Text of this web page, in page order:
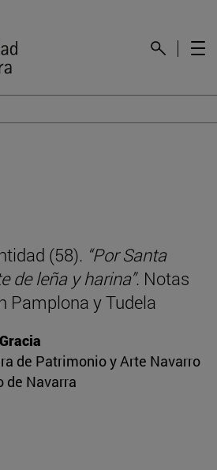
(58). “Por Santa
de leña y harina”. Notas
Pamplona y Tudela
de Patrimonio y Arte Navarro
de Navarra